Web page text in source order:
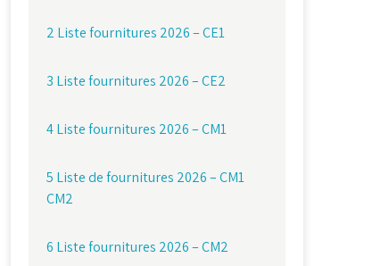
2 Liste fournitures 2026 – CE1
3 Liste fournitures 2026 – CE2
4 Liste fournitures 2026 – CM1
5 Liste de fournitures 2026 – CM1
CM2
6 Liste fournitures 2026 – CM2